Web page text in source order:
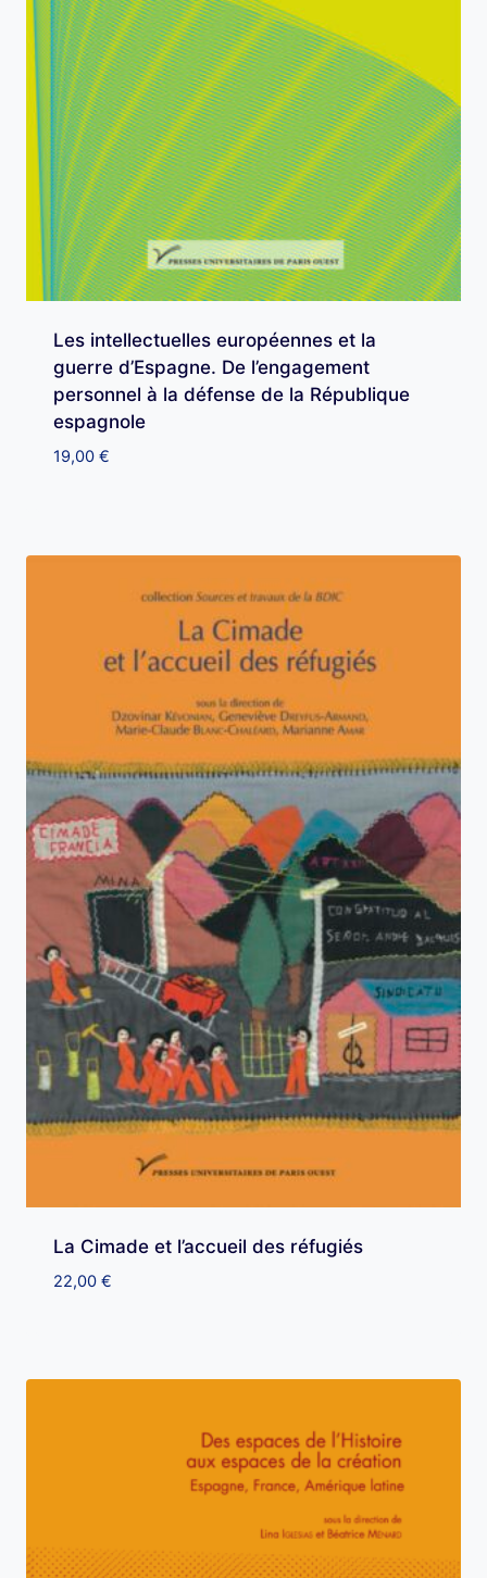
Les intellectuelles européennes et la
guerre d’Espagne. De l’engagement
personnel à la défense de la République
espagnole
19,00 €
La Cimade et l’accueil des réfugiés
22,00 €